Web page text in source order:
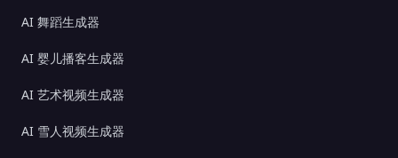
AI 舞蹈生成器
AI 婴儿播客生成器
AI 艺术视频生成器
AI 雪人视频生成器